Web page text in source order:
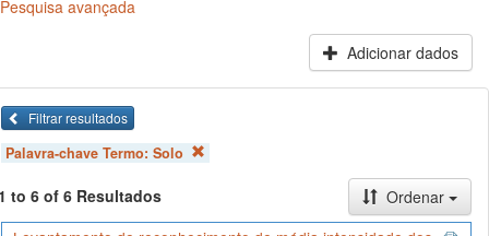
Pesquisa avançada
Adicionar dados
Filtrar resultados
Palavra-chave Termo: Solo
to 6 of 6 Resultados
Ordenar